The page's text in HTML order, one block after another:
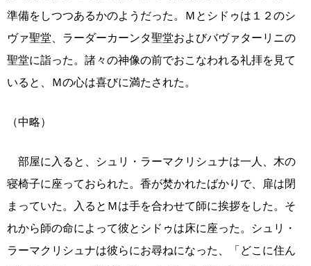
準備をしつつあるかのようだった。Ｍとシドゥは１２のシ
ヴァ聖堂、ラーダーカーンタ聖堂およびバヴァターリニの
聖堂に詣った。諸々の神像の前でおこなわれる礼拝を見て
いると、Ｍの心は喜びに満たされた。
（中略）
部屋に入ると、シュリ・ラーマクリシュナは一人、木の
寝椅子に座っておられた。香が焚かれたばかりで、扉は閉
まっていた。入るとＭは手を合わせて師に挨拶をした。そ
れから師の命によって彼とシドゥは床に座った。シュリ・
ラーマクリシュナは彼らにお尋ねになった、「どこに住ん